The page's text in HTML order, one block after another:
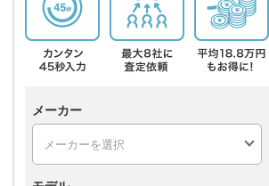
メーカー